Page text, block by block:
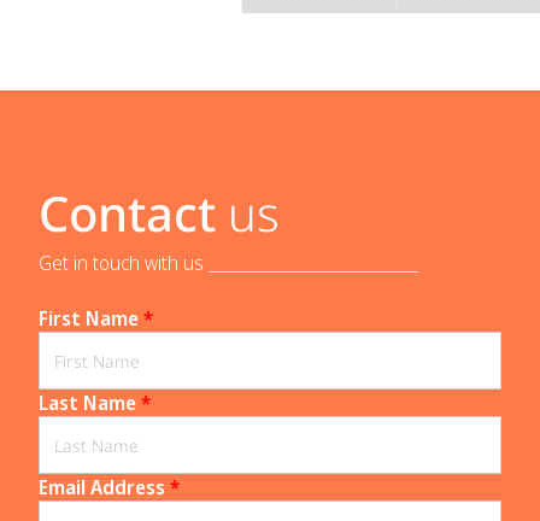
Contact us
Get in touch with us _____________________________
First Name*
Last Name*
Email Address *